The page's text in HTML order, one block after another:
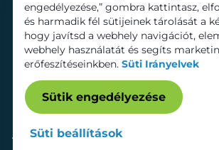
Adatkezelési tájékoztatóDokumentumok
engedélyezése,” gombra kattintasz,
és harmadik fél sütijeinek tárolását a
hogy javítsd a webhely navigációt,
webhely használatát és segíts
erőfeszítéseinkben. Süti Irányelvek
Sütik engedélyezése
Süti beállítások